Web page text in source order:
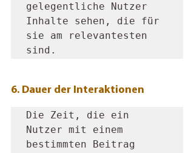
gelegentliche Nutzer
Inhalte sehen, die für
sie am relevantesten
sind.
6. Dauer der Interaktionen
Die Zeit, die ein
Nutzer mit einem
bestimmten Beitrag